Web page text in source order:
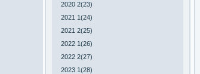
2020 2(23)
2021 1(24)
2021 2(25)
2022 1(26)
2022 2(27)
2023 1(28)